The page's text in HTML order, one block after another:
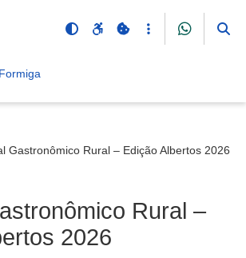
Gastronômico Rural – Edição Albertos 2026
Rural –
2026